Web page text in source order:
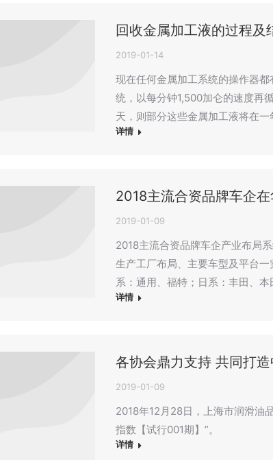
回收金属加工液的过程及
2019-01-14
现在任何金属加工系统的操作器
统，以每分钟1,500加仑的速度再
天，则部分这些金属加工液将在一
详情
2018主流合资品牌车企
2019-01-09
2018主流合资品牌车企产业布局
生产工厂布局、主要车型及平台
系：通用、福特；日系：丰田、
详情
各协会鼎力支持 共同打
2019-01-09
2018年12月28日，上海市润滑油
指数【试行001期】”。
详情